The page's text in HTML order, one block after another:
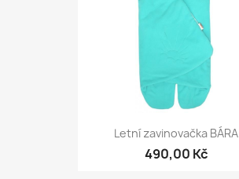
Letní zavinovačka BÁRA
490,00 Kč